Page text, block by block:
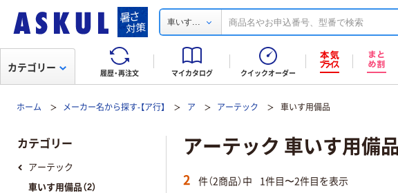
車いす...
履歴・再注文 マイカタログ クイックオーダー
カテゴリー
ホーム メーカー名から探す-【ア行】 ア アーテック 車いす用備品
アーテック 車いす用備品
2 件（2商品）中 1件目〜2件目を表示
カテゴリー
アーテック
車いす用備品（2）